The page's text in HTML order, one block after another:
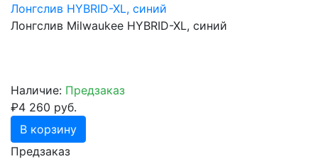
Лонгслив HYBRID-XL, синий
Лонгслив Milwaukee HYBRID-XL, синий
Наличие: Предзаказ
₽4 260 руб.
В корзину
Предзаказ